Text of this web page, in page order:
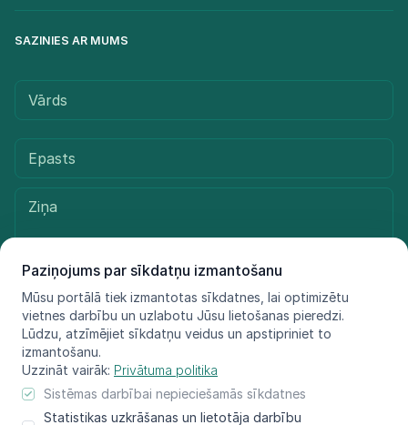
Paziņojums par sīkdatņu izmantošanu
Mūsu portālā tiek izmantotas sīkdatnes, lai optimizētu
vietnes darbību un uzlabotu Jūsu lietošanas pieredzi.
Lūdzu, atzīmējiet sīkdatņu veidus un apstipriniet to
izmantošanu.
Uzzināt vairāk: Privātuma politika
Sistēmas darbībai nepieciešamās sīkdatnes
Statistikas uzkrāšanas un lietotāja darbību
SAZINIES AR MUMS
Sūtīt ziņu
© LIFE FOR SPECIES, 2021 - 2025
Informācija atspoguļo tikai projekta LIFE FOR SPECIES īstenotāju